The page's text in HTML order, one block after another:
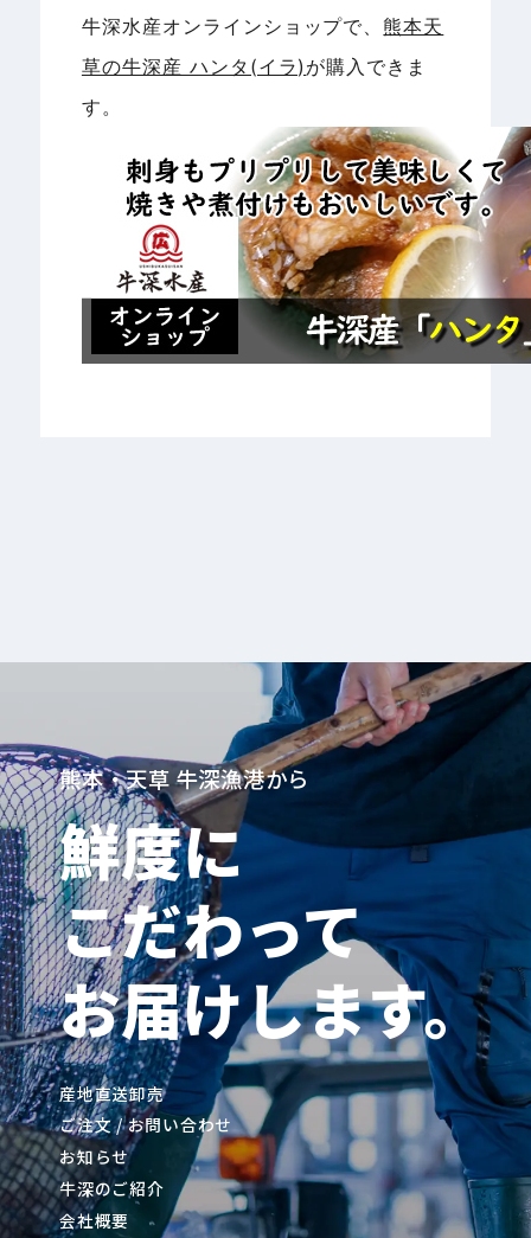
牛深水産オンラインショップで、 熊本天
草の牛深産 ハンタ(イラ) が購入できま
す。
熊本・天草 牛深漁港から
鮮度に
こだわって
お届けします。
産地直送卸売
ご注文 / お問い合わせ
お知らせ
牛深のご紹介
会社概要